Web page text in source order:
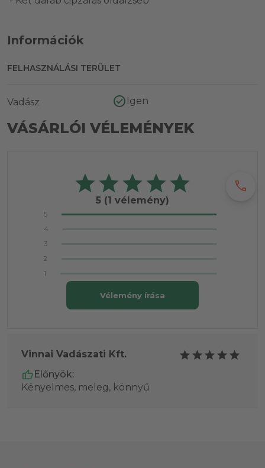
Információk
FELHASZNÁLÁSI TERÜLET
Vadász Igen
VÁSÁRLÓI VÉLEMÉNYEK
5 (1 vélemény)
5
4
3
2
1
Vélemény írása
Vinnai Vadászati Kft.
Előnyök:
Kényelmes, meleg, könnyű
call